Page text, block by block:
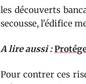
les découverts
secousse, l’édifice
A lire aussi :
Pour contrer ces